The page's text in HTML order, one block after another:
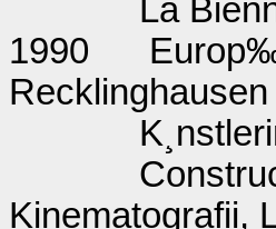
La
1990
Recklinghausen
Kinematografii,